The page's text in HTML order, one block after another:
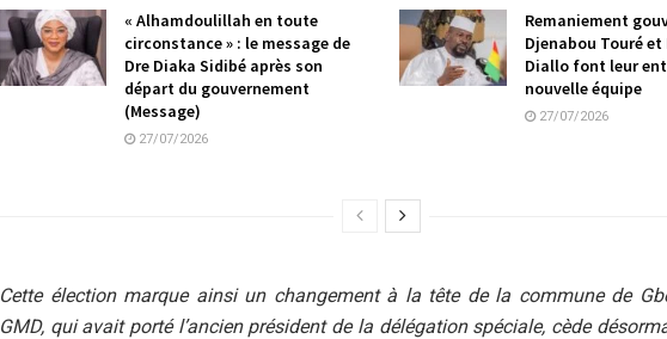
« Alhamdoulillah en toute
circonstance » : le message de
Dre Diaka Sidibé après son
départ du gouvernement
(Message)
27/07/2026
Remaniement
Djenabou Touré et
Diallo font leur
nouvelle équipe
27/07/2026
Cette élection marque ainsi un changement à la tête de la commune de
GMD, qui avait porté l’ancien président de la délégation spéciale, cède